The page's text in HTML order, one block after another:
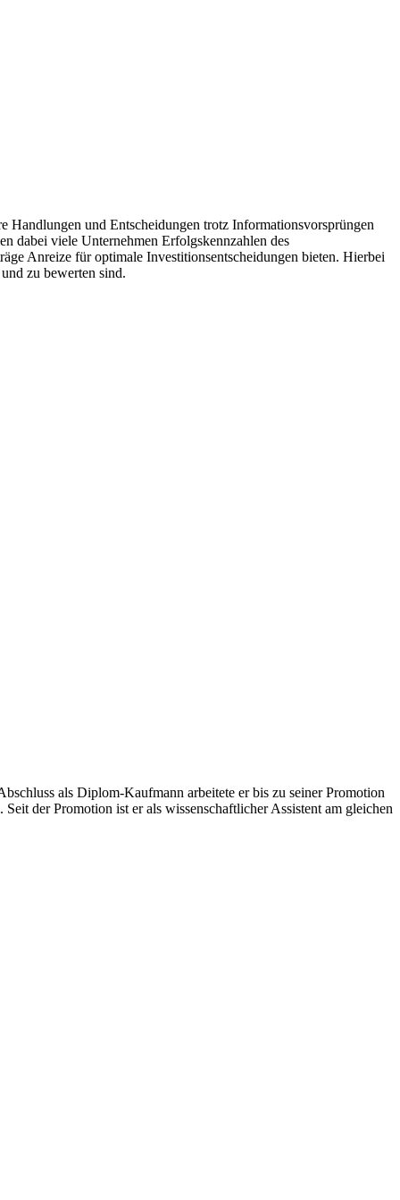
Handlungen und Entscheidungen trotz Informationsvorsprüngen
dabei viele Unternehmen Erfolgskennzahlen des
Anreize für optimale Investitionsentscheidungen bieten. Hierbei
zu bewerten sind.
als Diplom-Kaufmann arbeitete er bis zu seiner Promotion
der Promotion ist er als wissenschaftlicher Assistent am gleichen